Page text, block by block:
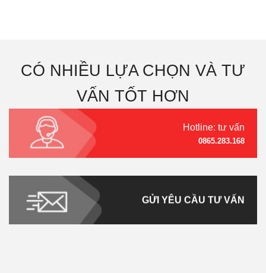
CÓ NHIỀU LỰA CHỌN VÀ TƯ
VẤN TỐT HƠN
Hotline: tư vấn
0865.283.168
GỬI YÊU CẦU TƯ VẤN